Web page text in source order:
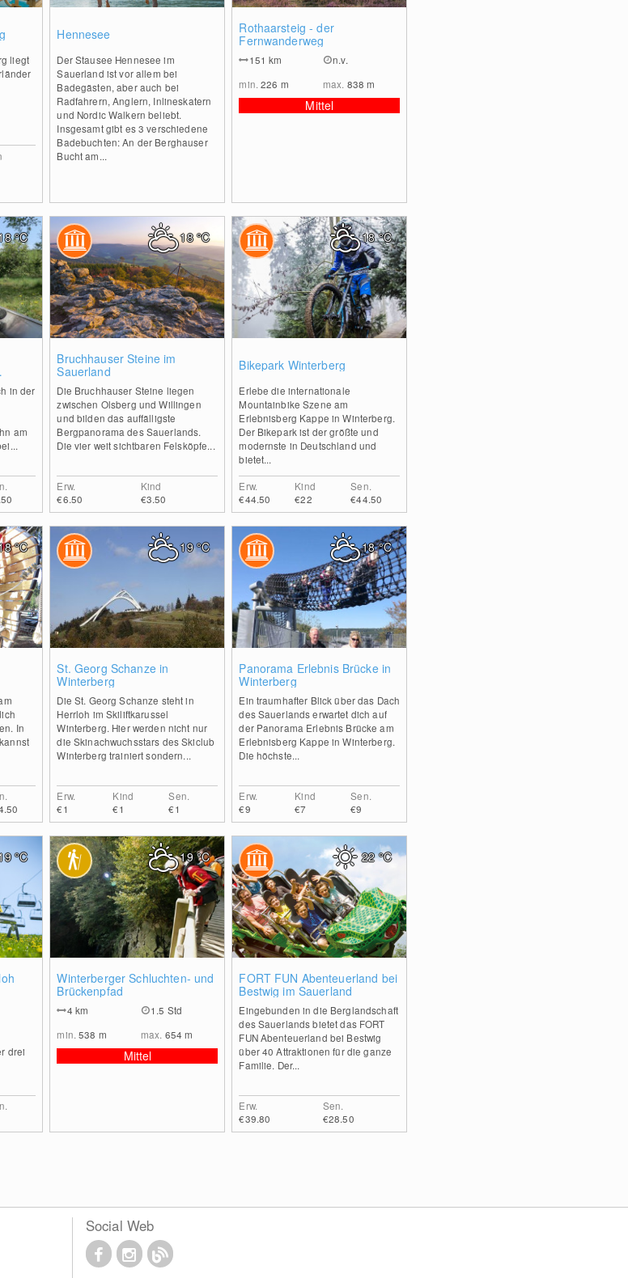
liegt
Hennesee
Der Stausee Hennesee im
Sauerland ist vor allem bei
Badegästen, aber auch bei
Radfahrern, Anglern, Inlineskatern
und Nordic Walkern beliebt.
Insgesamt gibt es 3 verschiedene
Badebuchten: An der Berghauser
Bucht am...
Rothaarsteig - der
Fernwanderweg
151km
n.v.
min.226 m max. 838m
Mittel
in der
am
°C
Bruchhauser Steine im
Sauerland
Die Bruchhauser Steine liegen
zwischen Olsberg und Willingen
und bilden das auffälligste
Bergpanorama des Sauerlands.
Die vier weit sichtbaren Felsköpfe...
Erw.
€6.50
Kind
€3.50
18°C
Bikepark Winterberg
Erlebe die internationale
Mountainbike Szene am
Erlebnisberg Kappe in Winterberg.
Der Bikepark ist der größte und
modernste in Deutschland und
bietet...
Erw.
€44.50
Kind
€22
Sen.
€44.50
18°C
In
°C
St. Georg Schanze in
Winterberg
Die St. Georg Schanze steht in
Herrloh im Skiliftkarussel
Winterberg. Hier werden nicht nur
die Skinachwuchsstars des Skiclub
Winterberg trainiert sondern...
Erw.
€1
Kind
€1
Sen.
€1
19°C
Panorama Erlebnis Brücke in
Winterberg
Ein traumhafter Blick über das Dach
des Sauerlands erwartet dich auf
der Panorama Erlebnis Brücke am
Erlebnisberg Kappe in Winterberg.
Die höchste...
Erw.
€9
Kind
€7
Sen.
€9
18°C
drei
°C
Winterberger Schluchten- und
Brückenpfad
4km
1.5 Std
min.538 m max. 654m
Mittel
19°C
FORT FUN Abenteuerland bei
Bestwig im Sauerland
Eingebunden in die Berglandschaft
des Sauerlands bietet das FORT
FUN Abenteuerland bei Bestwig
über 40 Attraktionen für die ganze
Familie. Der...
Erw.
€39.80
Sen.
€28.50
22°C
Social Web